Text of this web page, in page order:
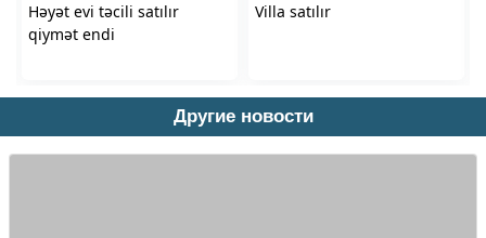
Другие новости